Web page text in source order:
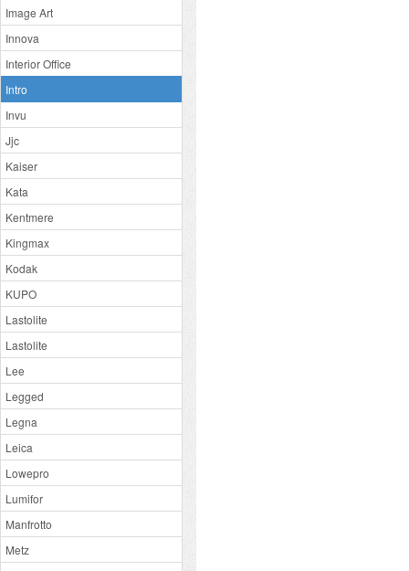
Image Art
Innova
Interior Office
Intro
Invu
Jjc
Kaiser
Kata
Kentmere
Kingmax
Kodak
KUPO
Lastolite
Lastolite
Lee
Legged
Legna
Leica
Lowepro
Lumifor
Manfrotto
Metz